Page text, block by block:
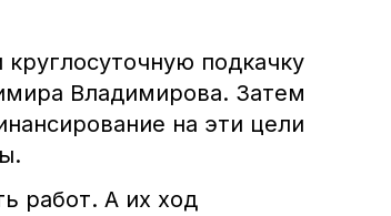
подкачку
Владимирова. Затем
на эти цели
работ. А их ход